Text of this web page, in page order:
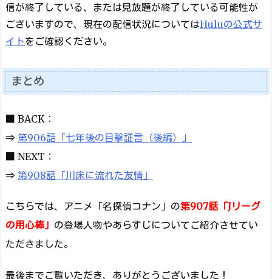
信が終了している、または見放題が終了している可能性が
ございますので、現在の配信状況についてはHuluの公式サ
イトをご確認ください。
まとめ
■ BACK：
⇒ 第906話「七年後の目撃証言（後編）」
■ NEXT：
⇒ 第908話「川床に流れた友情」
こちらでは、アニメ「名探偵コナン」の第907話「Jリーグ
の用心棒」 の登場人物やあらすじについてご紹介させてい
ただきました。
最後までご覧いただき、ありがとうございました！